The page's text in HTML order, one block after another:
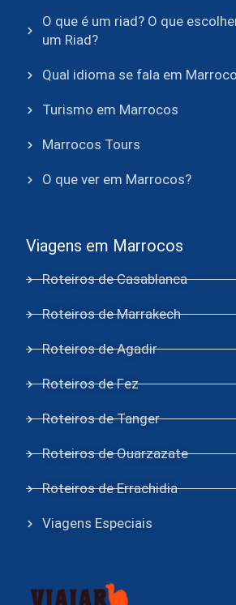
Viagens em Marrocos
Roteiros de Casablanca
Roteiros de Marrakech
Roteiros de Agadir
Roteiros de Fez
Roteiros de Tanger
Roteiros de Ouarzazate
Roteiros de Errachidia
Viagens Especiais
O que é um riad? O que
um Riad?
Qual idioma se fala em
Turismo em Marrocos
Marrocos Tours
O que ver em Marrocos?